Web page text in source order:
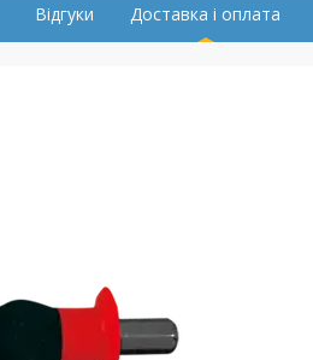
Відгуки Доставка і оплата